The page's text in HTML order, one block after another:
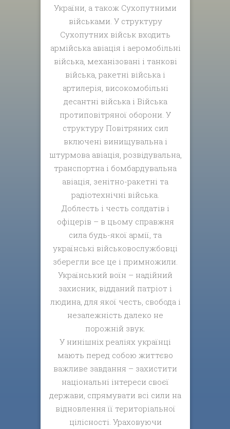
України, а також Сухопутними
військами. У структуру
Сухопутних військ входить
армійська авіація і аеромобільні
війська, механізовані і танкові
війська, ракетні війська і
артилерія, високомобільні
десантні війська і Війська
протиповітряної оборони. У
структуру Повітряних сил
включені винищувальна і
штурмова авіація, розвідувальна,
транспортна і бомбардувальна
авіація, зенітно-ракетні та
радіотехнічні війська.
Доблесть і честь солдатів і
офіцерів – в цьому справжня
сила будь-якої армії, та
українські військовослужбовці
зберегли все це і примножили.
Український воїн – надійний
захисник, відданий патріот і
людина, для якої честь, свобода і
незалежність далеко не
порожній звук.
У нинішніх реаліях українці
мають перед собою життєво
важливе завдання – захистити
національні інтереси своєї
держави, спрямувати всі сили на
відновлення її територіальної
цілісності. Ураховуючи